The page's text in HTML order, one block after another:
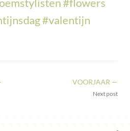
#valentijn
VOORJAAR —
Next post